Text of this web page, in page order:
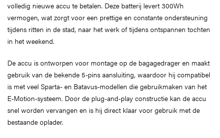
volledig nieuwe accu te betalen. Deze batterij levert 300Wh
vermogen, wat zorgt voor een prettige en constante ondersteuning
tijdens ritten in de stad, naar het werk of tijdens ontspannen tochten
in het weekend.
De accu is ontworpen voor montage op de bagagedrager en maakt
gebruik van de bekende 5-pins aansluiting, waardoor hij compatibel
is met veel Sparta- en Batavus-modellen die gebruikmaken van het
E-Motion-systeem. Door de plug-and-play constructie kan de accu
snel worden vervangen en is hij direct klaar voor gebruik met de
bestaande oplader.